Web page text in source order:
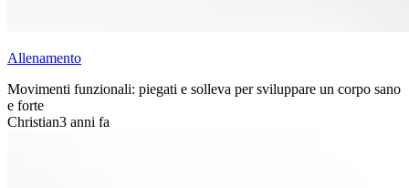
Allenamento
Movimenti funzionali: piegati e solleva per sviluppare un corpo sano
e forte
Christian3 anni fa